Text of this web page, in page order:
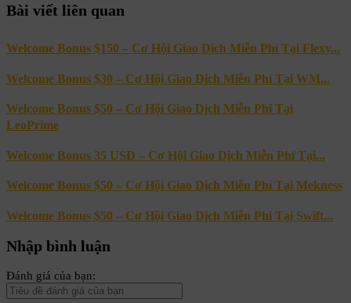
Bài viết liên quan
Welcome Bonus $150 – Cơ Hội Giao Dịch Miễn Phí Tại Flexy...
Welcome Bonus $30 – Cơ Hội Giao Dịch Miễn Phí Tại WM...
Welcome Bonus $50 – Cơ Hội Giao Dịch Miễn Phí Tại
LeoPrime
Welcome Bonus 35 USD – Cơ Hội Giao Dịch Miễn Phí Tại...
Welcome Bonus $50 – Cơ Hội Giao Dịch Miễn Phí Tại Mekness
Welcome Bonus $50 – Cơ Hội Giao Dịch Miễn Phí Tại Swift...
Nhập bình luận
Đánh giá của bạn: